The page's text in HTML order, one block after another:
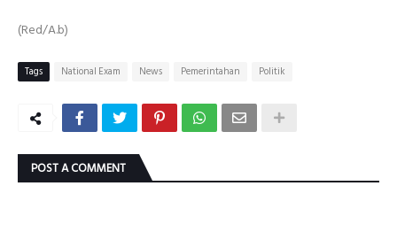
(Red/A.b)
Tags National Exam News Pemerintahan Politik
POST A COMMENT